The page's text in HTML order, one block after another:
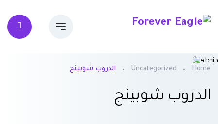
Home
Uncategorized الدروب شوبينج
الدروب شوبينج